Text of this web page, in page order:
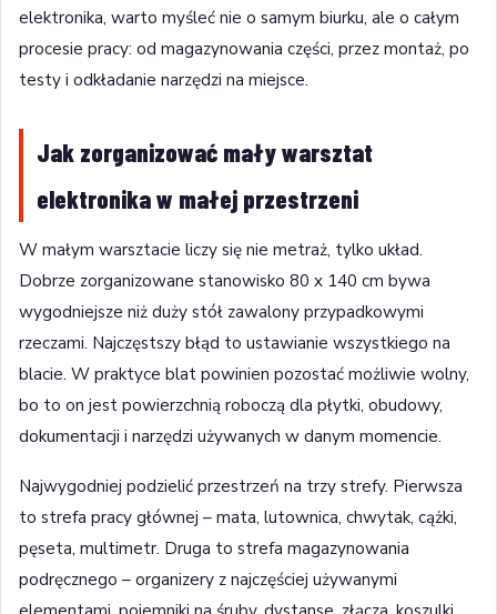
elektronika, warto myśleć nie o samym biurku, ale o całym
procesie pracy: od magazynowania części, przez montaż, po
testy i odkładanie narzędzi na miejsce.
Jak zorganizować mały warsztat
elektronika w małej przestrzeni
W małym warsztacie liczy się nie metraż, tylko układ.
Dobrze zorganizowane stanowisko 80 x 140 cm bywa
wygodniejsze niż duży stół zawalony przypadkowymi
rzeczami. Najczęstszy błąd to ustawianie wszystkiego na
blacie. W praktyce blat powinien pozostać możliwie wolny,
bo to on jest powierzchnią roboczą dla płytki, obudowy,
dokumentacji i narzędzi używanych w danym momencie.
Najwygodniej podzielić przestrzeń na trzy strefy. Pierwsza
to strefa pracy głównej – mata, lutownica, chwytak, cążki,
pęseta, multimetr. Druga to strefa magazynowania
podręcznego – organizery z najczęściej używanymi